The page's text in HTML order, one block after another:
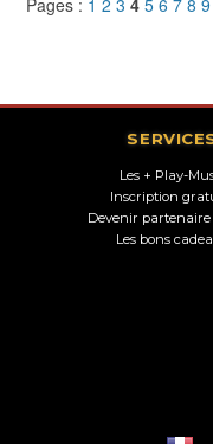
Pages : 1 2 3 4 5 6 7 8 9
Les + Play-
Inscription
Devenir partenaire
Les bons